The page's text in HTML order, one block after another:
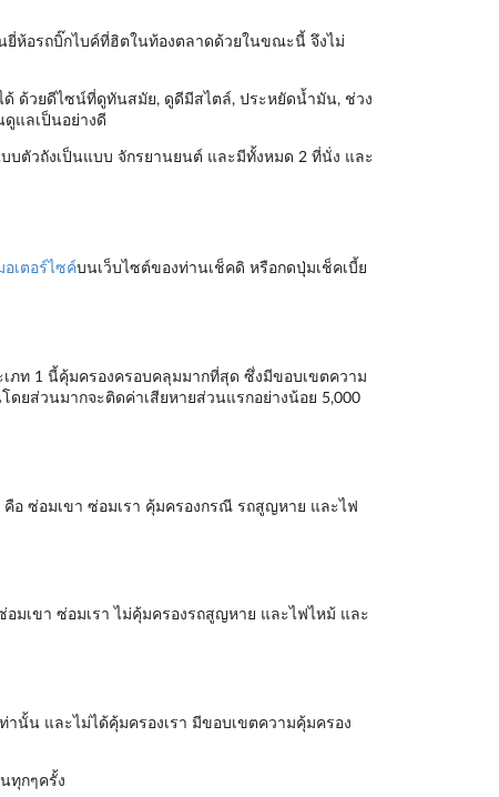
ยี่ห้อรถบิ๊กไบค์ที่ฮิตในท้องตลาดด้วยในขณะนี้ จึงไม่
ด้ ด้วยดีไซน์ที่ดูทันสมัย, ดูดีมีสไตล์, ประหยัดน้ำมัน, ช่วง
แลเป็นอย่างดี
บตัวถังเป็นแบบ จักรยานยนต์ และมีทั้งหมด 2 ที่นั่ง และ
เตอร์ไซค์บนเว็บไซต์ของท่านเช็คดิ หรือกดปุ่มเช็คเบี้ย
ภท 1 นี้คุ้มครองครอบคลุมมากที่สุด ซึ่งมีขอบเขตความ
ยส่วนมากจะติดค่าเสียหายส่วนแรกอย่างน้อย 5,000
อ ซ่อมเขา ซ่อมเรา คุ้มครองกรณี รถสูญหาย และไฟ
มเขา ซ่อมเรา ไม่คุ้มครองรถสูญหาย และไฟไหม้ และ
นั้น และไม่ได้คุ้มครองเรา มีขอบเขตความคุ้มครอง
ทุกๆครั้ง